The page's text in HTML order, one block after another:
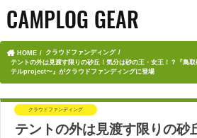
HOME
クラウドファンディング
テントの外は見渡す限りの砂丘！気分は砂の王・女王！？『鳥
テルproject〜』がクラウドファンディングに登場
クラウドファンディング
テントの外は見渡す限りの砂